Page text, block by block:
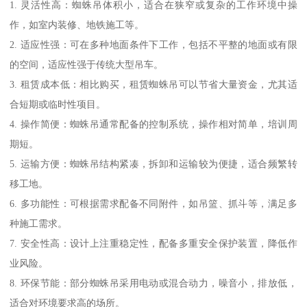
1. 灵活性高：蜘蛛吊体积小，适合在狭窄或复杂的工作环境中操
作，如室内装修、地铁施工等。
2. 适应性强：可在多种地面条件下工作，包括不平整的地面或有限
的空间，适应性强于传统大型吊车。
3. 租赁成本低：相比购买，租赁蜘蛛吊可以节省大量资金，尤其适
合短期或临时性项目。
4. 操作简便：蜘蛛吊通常配备的控制系统，操作相对简单，培训周
期短。
5. 运输方便：蜘蛛吊结构紧凑，拆卸和运输较为便捷，适合频繁转
移工地。
6. 多功能性：可根据需求配备不同附件，如吊篮、抓斗等，满足多
种施工需求。
7. 安全性高：设计上注重稳定性，配备多重安全保护装置，降低作
业风险。
8. 环保节能：部分蜘蛛吊采用电动或混合动力，噪音小，排放低，
适合对环境要求高的场所。